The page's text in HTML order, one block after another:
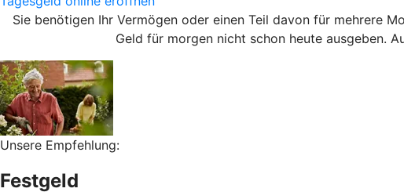
Sie benötigen Ihr Vermögen oder einen Teil davon für mehrere
Geld für morgen nicht schon heute ausgeben.
Unsere Empfehlung:
Festgeld